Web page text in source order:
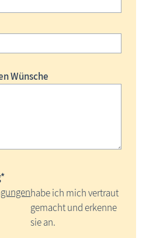
Wünsche
habe ich mich vertraut
gemacht und erkenne
sie an.